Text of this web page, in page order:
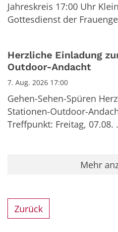
Jahreskreis 17:00 Uhr
Gottesdienst der
Herzliche Einladung
Outdoor-Andacht
7. Aug. 2026 17:00
Gehen-Sehen-Spüren
Stationen-Outdoor-
Treffpunkt: Freitag, 07.08.
Mehr
Zurück